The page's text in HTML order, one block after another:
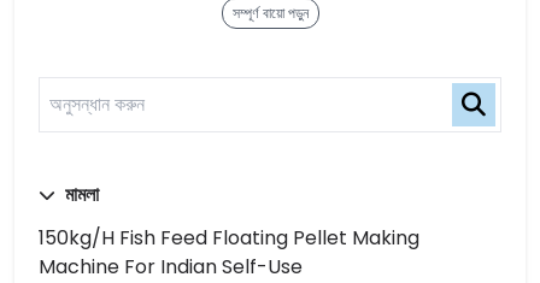
সম্পূর্ণ বায়ো পড়ুন
মামলা
150kg/h Fish Feed Floating Pellet Making
Machine For Indian Self-Use